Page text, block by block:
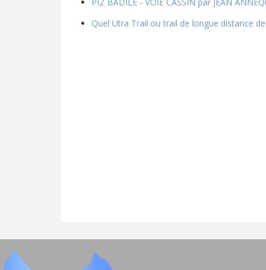
Quel Utra Trail ou trail de longue distance